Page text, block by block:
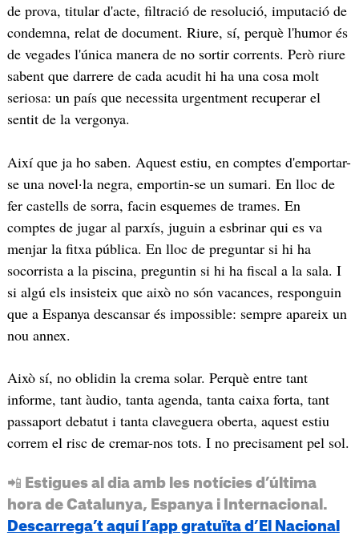
de prova, titular d'acte, filtració de resolució, imputació de
condemna, relat de document. Riure, sí, perquè l'humor és
de vegades l'única manera de no sortir corrents. Però riure
sabent que darrere de cada acudit hi ha una cosa molt
seriosa: un país que necessita urgentment recuperar el
sentit de la vergonya.
Així que ja ho saben. Aquest estiu, en comptes d'emportar-
se una novel·la negra, emportin-se un sumari. En lloc de
fer castells de sorra, facin esquemes de trames. En
comptes de jugar al parxís, juguin a esbrinar qui es va
menjar la fitxa pública. En lloc de preguntar si hi ha
socorrista a la piscina, preguntin si hi ha fiscal a la sala. I
si algú els insisteix que això no són vacances, responguin
que a Espanya descansar és impossible: sempre apareix un
nou annex.
Això sí, no oblidin la crema solar. Perquè entre tant
informe, tant àudio, tanta agenda, tanta caixa forta, tant
passaport debatut i tanta claveguera oberta, aquest estiu
correm el risc de cremar-nos tots. I no precisament pel sol.
📲 Estigues al dia amb les notícies d’última
hora de Catalunya, Espanya i Internacional.
Descarrega’t aquí l’app gratuïta d’El Nacional